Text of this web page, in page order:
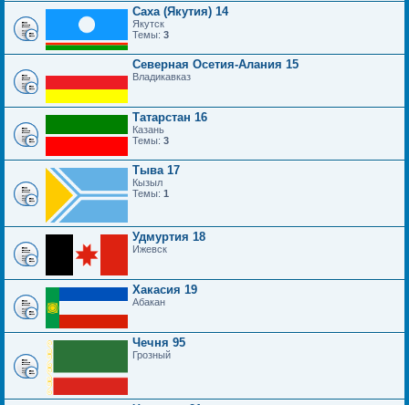
Саха (Якутия) 14
Якутск
Темы: 3
Северная Осетия-Алания 15
Владикавказ
Татарстан 16
Казань
Темы: 3
Тыва 17
Кызыл
Темы: 1
Удмуртия 18
Ижевск
Хакасия 19
Абакан
Чечня 95
Грозный